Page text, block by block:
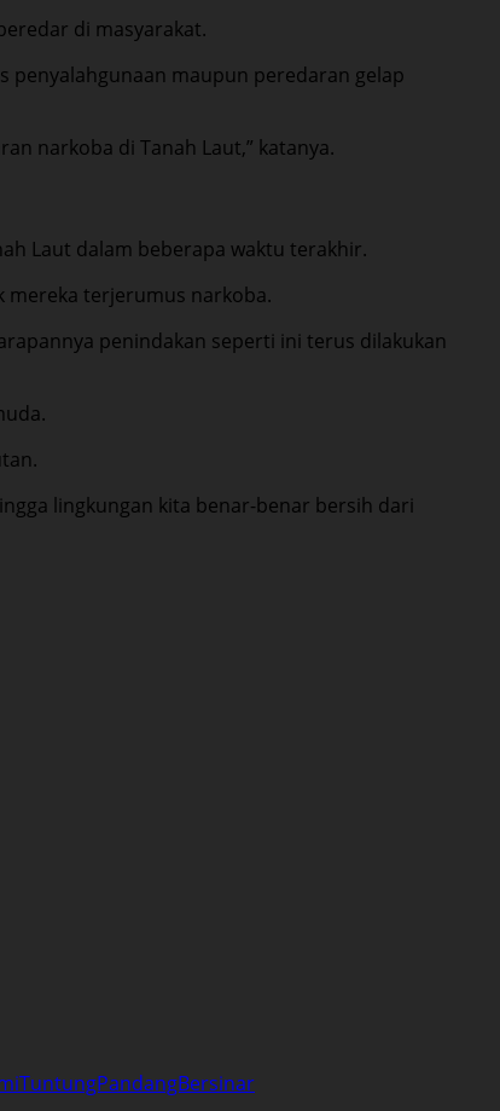
di masyarakat.
penyalahgunaan maupun peredaran gelap
narkoba di Tanah Laut,” katanya.
Laut dalam beberapa waktu terakhir.
mereka terjerumus narkoba.
penindakan seperti ini terus dilakukan
lingkungan kita benar-benar bersih dari